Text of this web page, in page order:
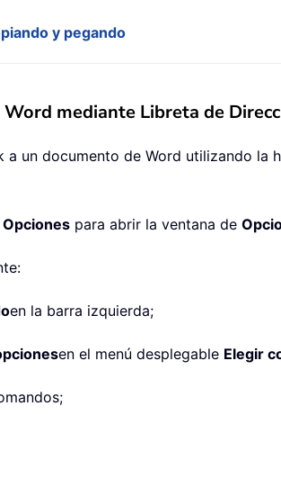
y pegando
mediante Libreta de
un documento de Word utilizando la
Opciones para abrir la ventana de
en la barra izquierda;
en el menú desplegable Elegir